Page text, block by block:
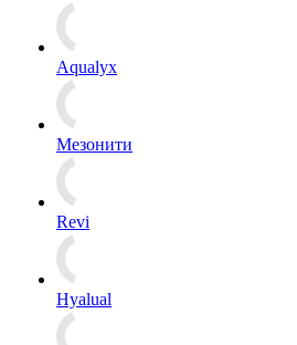
Aqualyx
Мезонити
Revi
Hyalual